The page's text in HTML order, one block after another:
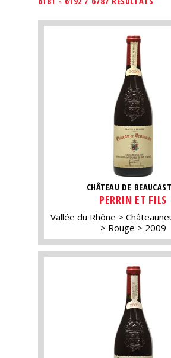
CHÂTEAU DE
PERRIN ET FILS
Vallée du Rhône
Rouge
2009